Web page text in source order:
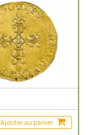
Ajouter au panier